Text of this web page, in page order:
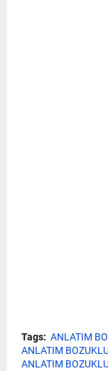
Tags: ANLATIM
ANLATIM
ANLATIM